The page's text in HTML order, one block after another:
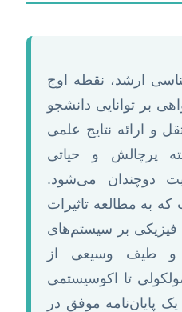
ارشد، نقطه اوج
بر توانایی دانشجو
و ارائه نتایج علمی
پرچالش و حیاتی
دوچندان می‌شود.
به مطالعه تاثیرات
فیزیکی بر سیستم‌های
و طیف وسیعی از
تا اکوسیستمی
پایان‌نامه موفق در